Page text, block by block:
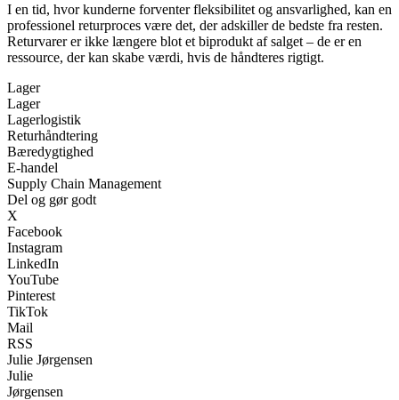
I en tid, hvor kunderne forventer fleksibilitet og ansvarlighed, kan en
professionel returproces være det, der adskiller de bedste fra resten.
Returvarer er ikke længere blot et biprodukt af salget – de er en
ressource, der kan skabe værdi, hvis de håndteres rigtigt.
Lager
Lager
Lagerlogistik
Returhåndtering
Bæredygtighed
E-handel
Supply Chain Management
Del og gør godt
X
Facebook
Instagram
LinkedIn
YouTube
Pinterest
TikTok
Mail
RSS
Julie Jørgensen
Julie
Jørgensen